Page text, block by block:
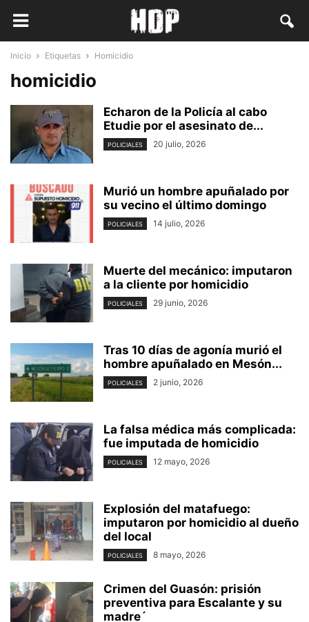
Inicio Etiquetas Homicidio
homicidio
Echaron de la Policía al cabo
Etudie por el asesinato de...
POLICIALES 20 julio, 2026
Murió un hombre apuñalado por
su vecino el último domingo
POLICIALES 14 julio, 2026
Muerte del mecánico: imputaron
a la cliente por homicidio
POLICIALES 29 junio, 2026
Tras 10 días de agonía murió el
hombre apuñalado en Mesón...
POLICIALES 2 junio, 2026
La falsa médica más complicada:
fue imputada de homicidio
POLICIALES 12 mayo, 2026
Explosión del matafuego:
imputaron por homicidio al dueño
del local
POLICIALES 8 mayo, 2026
Crimen del Guasón: prisión
preventiva para Escalante y su
madre´